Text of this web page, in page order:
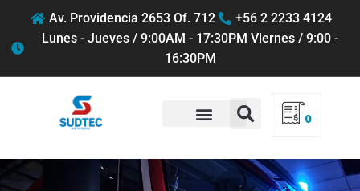
Av. Providencia 2653 Of. 712
+56 2 2233 4124
Lunes - Jueves / 9:00AM - 17:30PM Viernes / 9:00 -
16:30PM
0